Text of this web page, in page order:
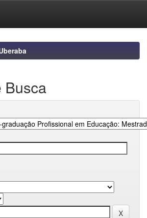
Busca